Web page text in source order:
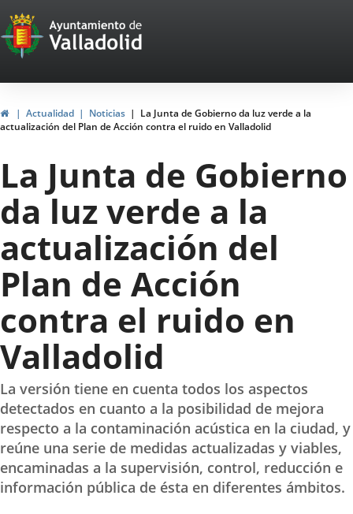
Portal
Web
del
Ayuntamiento
de
Valladolid
InicioActualidad Noticias
La Junta de Gobierno da luz verde a la
actualización del Plan de Acción contra el ruido en Valladolid
La Junta de Gobierno
da luz verde a la
actualización del
Plan de Acción
contra el ruido en
Valladolid
La versión tiene en cuenta todos los aspectos
detectados en cuanto a la posibilidad de mejora
respecto a la contaminación acústica en la ciudad, y
reúne una serie de medidas actualizadas y viables,
encaminadas a la supervisión, control, reducción e
información pública de ésta en diferentes ámbitos.